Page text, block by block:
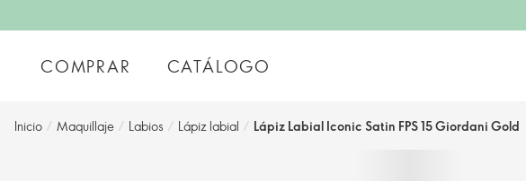
COMPRAR CATÁLOGO
Inicio / Maquillaje / Labios / Lápiz labial / Lápiz Labial Iconic Satin FPS 15 Giordani Gold